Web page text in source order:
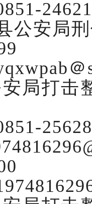
公安局
＠
局打击